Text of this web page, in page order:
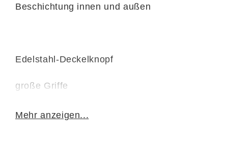
Beschichtung innen und außen
Edelstahl-Deckelknopf
große Griffe
einfache Reinigung
Mehr anzeigen...